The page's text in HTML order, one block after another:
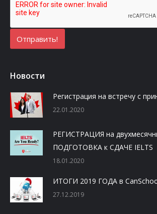
Новости
Регистрация на встречу с
22.01.2020
РЕГИСТРАЦИЯ на
ПОДГОТОВКА к СДАЧЕ IELTS
18.01.2020
ИТОГИ 2019 ГОДА в
27.12.2019